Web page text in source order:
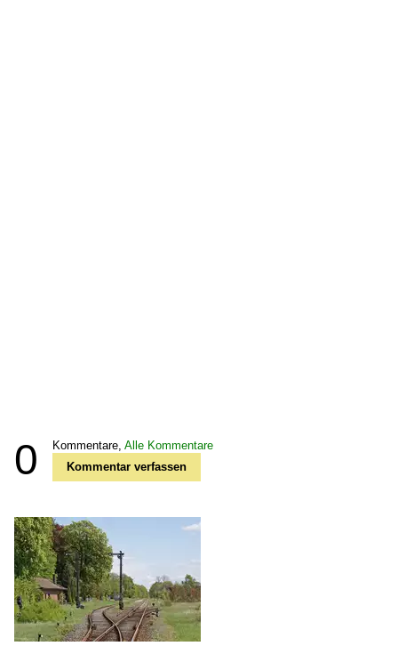
0 Kommentare, Alle Kommentare
Kommentar verfassen